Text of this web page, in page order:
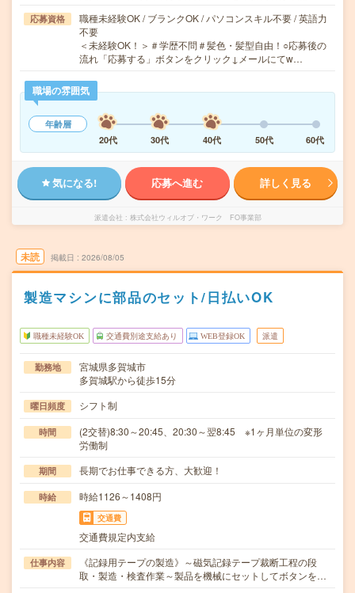
応募資格
職種未経験OK / ブランクOK / パソコンスキル不要 / 英語力
不要
＜未経験OK！＞＃学歴不問＃髪色・髪型自由！○応募後の
流れ「応募する」ボタンをクリック↓メールにてw…
職場の雰囲気
年齢層
20代
30代 40代 50代 60代
気になる! 応募へ進む 詳しく見る
派遣会社 株式会社ウィルオブ・ワーク FO事業部
未読 掲載日 2026/08/05
製造マシンに部品のセット/日払いOK
職種未経験OK 交通費別途支給あり WEB登録OK 派遣
勤務地
宮城県多賀城市
多賀城駅から徒歩15分
曜日頻度 シフト制
時間
(2交替)8:30～20:45、20:30～翌8:45 ※1ヶ月単位の変形
労働制
期間 長期でお仕事できる方、大歓迎！
時給 時給1126～1408円
交通費
交通費規定内支給
仕事内容
《記録用テープの製造》～磁気記録テープ裁断工程の段
取・製造・検査作業～製品を機械にセットしてボタンを…